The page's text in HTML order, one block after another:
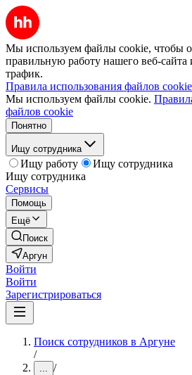
Мы используем файлы cookie, чтобы
правильную работу нашего веб-сайта
трафик.
Правила использования файлов cookie
Мы используем файлы cookie.
файлов cookie
Понятно
Ищу сотрудника
Ищу работу
Ищу сотрудника
Ищу сотрудника
Сервисы
Помощь
Ещё
Поиск
Аргун
Войти
Войти
Зарегистрироваться
Поиск сотрудников в Аргуне
/
... /